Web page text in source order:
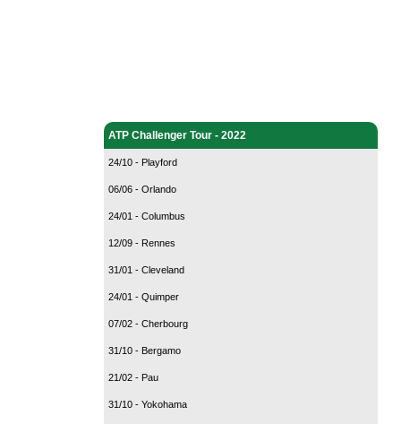
ATP Challenger Tour - 2022
24/10 - Playford
06/06 - Orlando
24/01 - Columbus
12/09 - Rennes
31/01 - Cleveland
24/01 - Quimper
07/02 - Cherbourg
31/10 - Bergamo
21/02 - Pau
31/10 - Yokohama